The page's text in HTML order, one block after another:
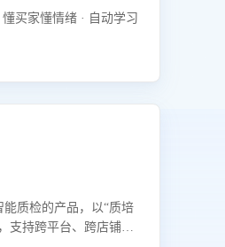
买家懂情绪 · 自动学习
质检的产品，以“质培
支持跨平台、跨店铺的